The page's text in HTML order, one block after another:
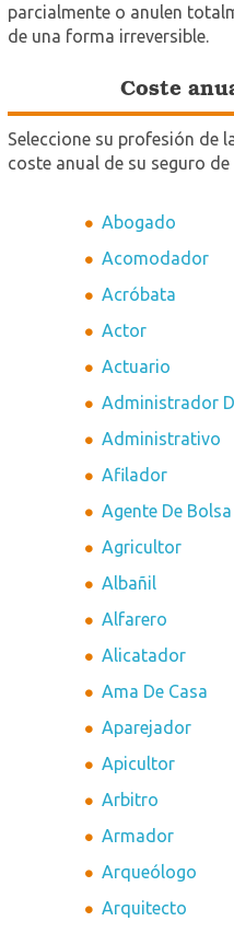
parcialmente o anulen
de una forma irreversible.
Coste
Seleccione su profesión de
coste anual de su seguro
Abogado
Acomodador
Acróbata
Actor
Actuario
Administrador
Administrativo
Afilador
Agente De Bolsa
Agricultor
Albañil
Alfarero
Alicatador
Ama De Casa
Aparejador
Apicultor
Arbitro
Armador
Arqueólogo
Arquitecto